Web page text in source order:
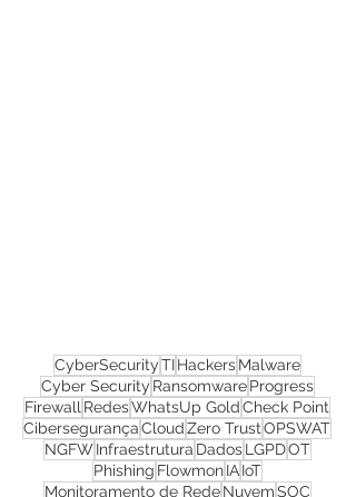
CyberSecurityTIHackersMalware
Cyber SecurityRansomwareProgress
FirewallRedesWhatsUp GoldCheck Point
CibersegurançaCloudZero TrustOPSWAT